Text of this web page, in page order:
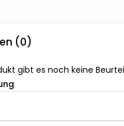
(0)
gibt es noch keine